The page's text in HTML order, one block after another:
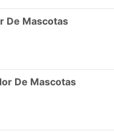
De Mascotas
De Mascotas